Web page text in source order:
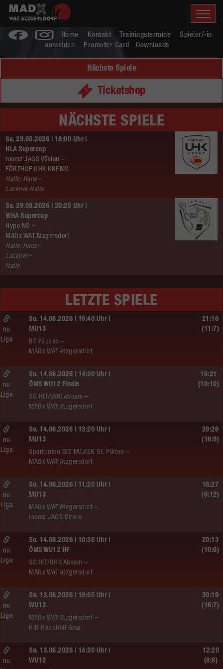
Home Kontakt Trainingstermine
Spieler/-in
anmelden
Promoter Card Downloads
Nächste Spiele
Ticketshop
NÄCHSTE SPIELE
Sa. 29.08.2026 | 18:00 Uhr |
HLA Supercup
roomz JAGS Vöslau –
FÖRTHOF UHK KREMS
Halle: Hans–
Lackner Halle
Sa. 29.08.2026 | 20:25 Uhr |
WHA Supercup
Hypo NÖ –
MADx WAT Atzgersdorf
Halle: Hans–
Lackner–
Halle
LETZTE SPIELE
So. 14.06.2026 | 16:40 Uhr |
MU13
BT Füchse –
MADx WAT Atzgersdorf
nu
Liga
21:16
(11:7)
So. 14.06.2026 | 14:30 Uhr |
ÖMS WU12 Finale
SG HIT/UHC Absam –
MADx WAT Atzgersdorf
nu
Liga
16:21
(10:10)
So. 14.06.2026 | 13:20 Uhr |
MU13
Sportunion DIE FALKEN St. Pölten –
MADx WAT Atzgersdorf
nu
Liga
29:26
(16:9)
So. 14.06.2026 | 11:20 Uhr |
MU13
MADx WAT Atzgersdorf –
roomz JAGS Devils
nu
Liga
16:27
(6:12)
So. 14.06.2026 | 10:30 Uhr |
ÖMS WU12 HF
SC HIT/UHC Absam –
MADx WAT Atzgersdorf
nu
Liga
20:13
(10:6)
Sa. 13.06.2026 | 19:05 Uhr |
WU12
MADx WAT Atzgersdorf –
HIB Handball Graz
nu
Liga
30:19
(16:7)
Sa. 13.06.2026 | 14:30 Uhr |
WU12
nu
12:20
(8:8)